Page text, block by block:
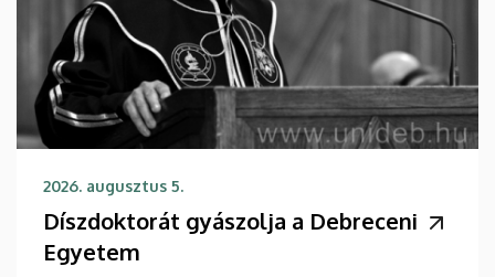
2026. augusztus 5.
Díszdoktorát gyászolja a Debreceni
Egyetem